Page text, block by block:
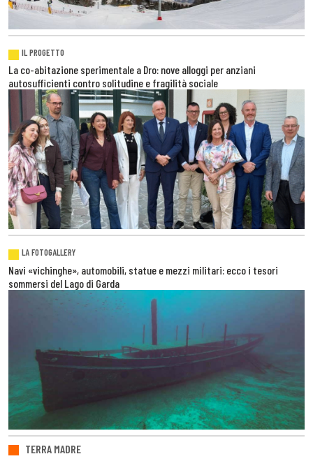
IL PROGETTO
La co-abitazione sperimentale a Dro: nove alloggi per anziani
autosufficienti contro solitudine e fragilità sociale
LA FOTOGALLERY
Navi «vichinghe», automobili, statue e mezzi militari: ecco i tesori
sommersi del Lago di Garda
TERRA MADRE